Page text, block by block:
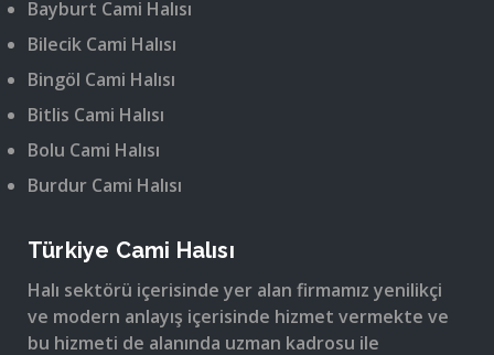
Bayburt Cami Halısı
Bilecik Cami Halısı
Bingöl Cami Halısı
Bitlis Cami Halısı
Bolu Cami Halısı
Burdur Cami Halısı
Türkiye Cami Halısı
Halı sektörü içerisinde yer alan firmamız yenilikçi
ve modern anlayış içerisinde hizmet vermekte ve
bu hizmeti de alanında uzman kadrosu ile